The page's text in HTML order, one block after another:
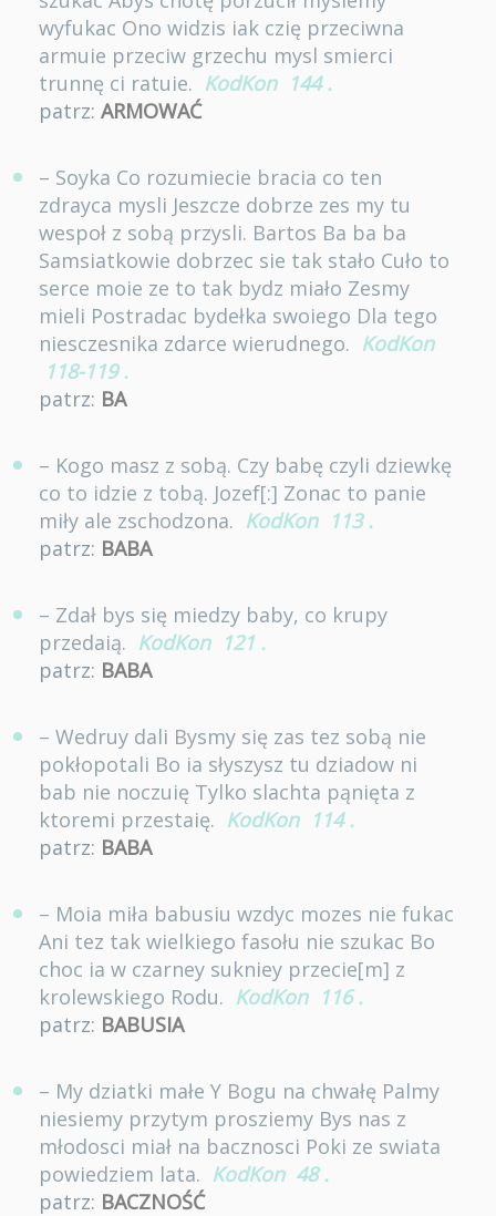
wyfukac Ono widzis iak czię przeciwna
armuie przeciw grzechu mysl smierci
trunnę ci ratuie. KodKon 144 .
patrz: ARMOWAĆ
– Soyka Co rozumiecie bracia co ten
zdrayca mysli Jeszcze dobrze zes my tu
wespoł z sobą przysli. Bartos Ba ba ba
Samsiatkowie dobrzec sie tak stało Cuło to
serce moie ze to tak bydz miało Zesmy
mieli Postradac bydełka swoiego Dla tego
niesczesnika zdarce wierudnego. KodKon
118-119 .
patrz: BA
– Kogo masz z sobą. Czy babę czyli dziewkę
co to idzie z tobą. Jozef[:] Zonac to panie
miły ale zschodzona. KodKon 113 .
patrz: BABA
– Zdał bys się miedzy baby, co krupy
przedaią. KodKon 121 .
patrz: BABA
– Wedruy dali Bysmy się zas tez sobą nie
pokłopotali Bo ia słyszysz tu dziadow ni
bab nie noczuię Tylko slachta pąnięta z
ktoremi przestaię. KodKon 114 .
patrz: BABA
– Moia miła babusiu wzdyc mozes nie fukac
Ani tez tak wielkiego fasołu nie szukac Bo
choc ia w czarney sukniey przecie[m] z
krolewskiego Rodu. KodKon 116 .
patrz: BABUSIA
– My dziatki małe Y Bogu na chwałę Palmy
niesiemy przytym prosziemy Bys nas z
młodosci miał na bacznosci Poki ze swiata
powiedziem lata. KodKon 48 .
patrz: BACZNOŚĆ